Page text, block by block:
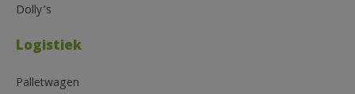
Dolly’s
Logistiek
Palletwagen